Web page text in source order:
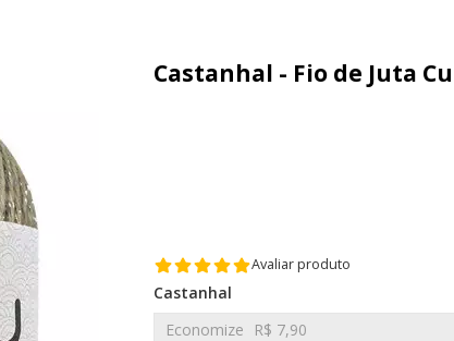
Castanhal - Fio de Juta
Avaliar produto
Castanhal
Economize R$ 7,90